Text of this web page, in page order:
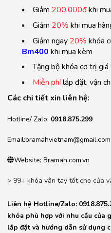
Giảm 200.000đkhi
Giảm 20% khi mua
Giảm ngay 20% khóa
Bm400 khi mua kèm
Tặng bộ khóa cơ trị giá
Miễn phílắp đặt, vận
Các chi tiết xin liên hệ:
Hotline/ Zalo: 0918.875.299
Email:bramahvietnam@gmail.com
Website: Bramah.com.vn
> 99+ khóa vân tay tốt cho cửa
Liên hệ Hotline/Zalo:
khóa phù hợp với nhu cầu của
lắp đặt và hướng dẫn sử